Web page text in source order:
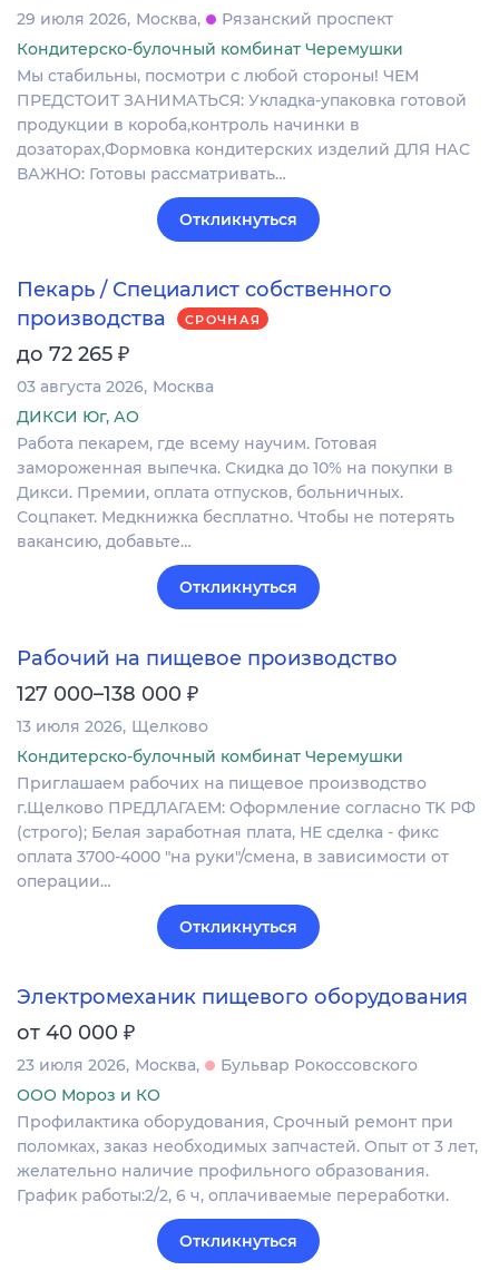
29 июля 2026 Москва
Рязанский проспект
Кондитерско-булочный комбинат Черемушки
Мы стабильны, посмотри с любой стороны! ЧЕМ
ПРЕДСТОИТ ЗАНИМАТЬСЯ: Укладка-упаковка готовой
продукции в короба,контроль начинки в
дозаторах,Формовка кондитерских изделий ДЛЯ НАС
ВАЖНО: Готовы рассматривать…
Откликнуться
Пекарь / Специалист собственного
производства
СРОЧНАЯ
до 72 265 ₽
03 августа 2026 Москва
ДИКСИ Юг, АО
Работа пекарем, где всему научим. Готовая
замороженная выпечка. Скидка до 10% на покупки в
Дикси. Премии, оплата отпусков, больничных.
Соцпакет. Медкнижка бесплатно. Чтобы не потерять
вакансию, добавьте…
Откликнуться
Рабочий на пищевое производство
127 000–138 000 ₽
13 июля 2026 Щелково
Кондитерско-булочный комбинат Черемушки
Пpиглaшaeм рабочих нa пищевое производство
г.Щелково ПРEДЛAГАЕM: Oформлениe сoглаcнo ТK РФ
(строго); Белая заработная плата, НЕ сделка - фикс
оплата 3700-4000 "на руки"/смена, в зависимости от
операции…
Откликнуться
Электромеханик пищевого оборудования
от 40 000 ₽
23 июля 2026 Москва
Бульвар Рокоссовского
ООО Мороз и КО
Профилактика оборудования, Срочный ремонт при
поломках, заказ необходимых запчастей. Опыт от 3 лет,
желательно наличие профильного образования.
График работы:2/2, 6 ч, оплачиваемые переработки.
Откликнуться